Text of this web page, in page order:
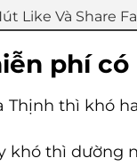
Like Và Share
phí
Thịnh thì khó
khó thì dường